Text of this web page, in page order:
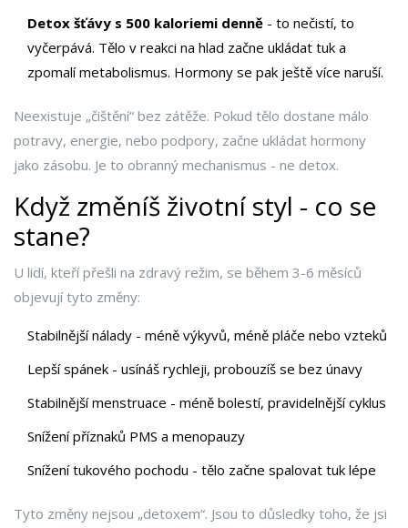
Detox šťávy s 500 kaloriemi denně - to nečistí, to
vyčerpává. Tělo v reakci na hlad začne ukládat tuk a
zpomalí metabolismus. Hormony se pak ještě více naruší.
Neexistuje „čištění“ bez zátěže. Pokud tělo dostane málo
potravy, energie, nebo podpory, začne ukládat hormony
jako zásobu. Je to obranný mechanismus - ne detox.
Když změníš životní styl - co se
stane?
U lidí, kteří přešli na zdravý režim, se během 3-6 měsíců
objevují tyto změny:
Stabilnější nálady - méně výkyvů, méně pláče nebo vzteků
Lepší spánek - usínáš rychleji, probouzíš se bez únavy
Stabilnější menstruace - méně bolestí, pravidelnější cyklus
Snížení příznaků PMS a menopauzy
Snížení tukového pochodu - tělo začne spalovat tuk lépe
Tyto změny nejsou „detoxem“. Jsou to důsledky toho, že jsi